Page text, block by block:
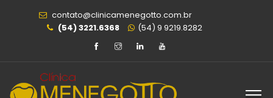
contato@clinicamenegotto.com.br
(54) 3221.6368
(54) 9 9219.8282